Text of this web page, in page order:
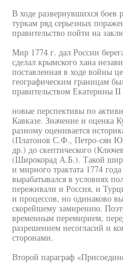
В ходе развернувшихся боев
туркам ряд серьезных
правительство пойти на
Мир 1774 г. дал России
сделал крымского хана
поставленная в ходе войны
географическим границам
правительством Екатерины II
новые перспективы по
Кавказе. Значение и оценка
разному оценивается
(Платонов С.Ф., Петро-сян
др.) до скептического
(Широкорад А.Б.). Такой
и мирного трактата 1774
вырабатывался в условиях
переживали и Россия, и
и процессов, но одинаково
скорейшему замирению.
временным перемирием,
разрешением несогласий и
сторонами.
Второй параграф